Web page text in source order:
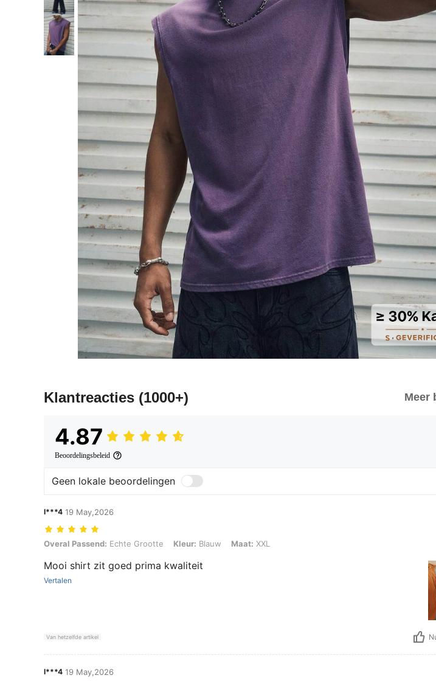
Klantreacties (1000+) Meer
4.87
Beoordelingsbeleid
Geen lokale beoordelingen
l***4 19 May,2026
Overal Passend: Echte Grootte, Kleur: Blauw, Maat: XXL
Overal Passend: Echte Grootte Kleur: Blauw Maat: XXL
Mooi shirt zit goed prima kwaliteit
Vertalen
Van hetzelfde artikel
l***4 19 May,2026